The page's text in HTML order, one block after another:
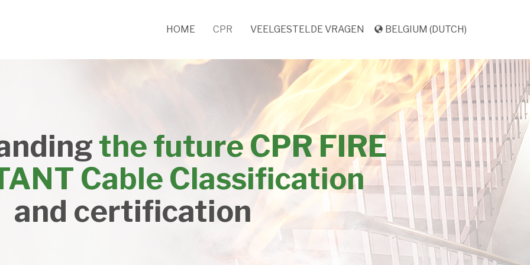
HOME CPR VEELGESTELDE VRAGEN BELGIUM (DUTCH)
the future CPR FIRE
Cable Classification
and certification